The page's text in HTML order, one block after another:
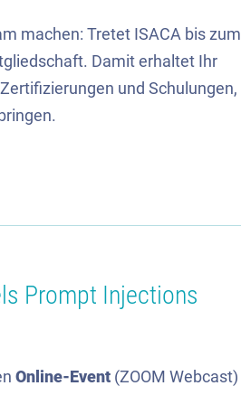
machen: Tretet ISACA bis zum
Damit erhaltet Ihr
und Schulungen,
Prompt Injections
Online-Event (ZOOM Webcast)